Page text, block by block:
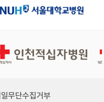
천적십자병원
무단수집거부